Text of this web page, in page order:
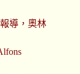
導，奧林